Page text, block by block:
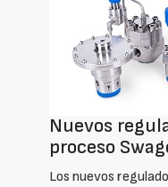
Nuevos
proceso
Los nuevos